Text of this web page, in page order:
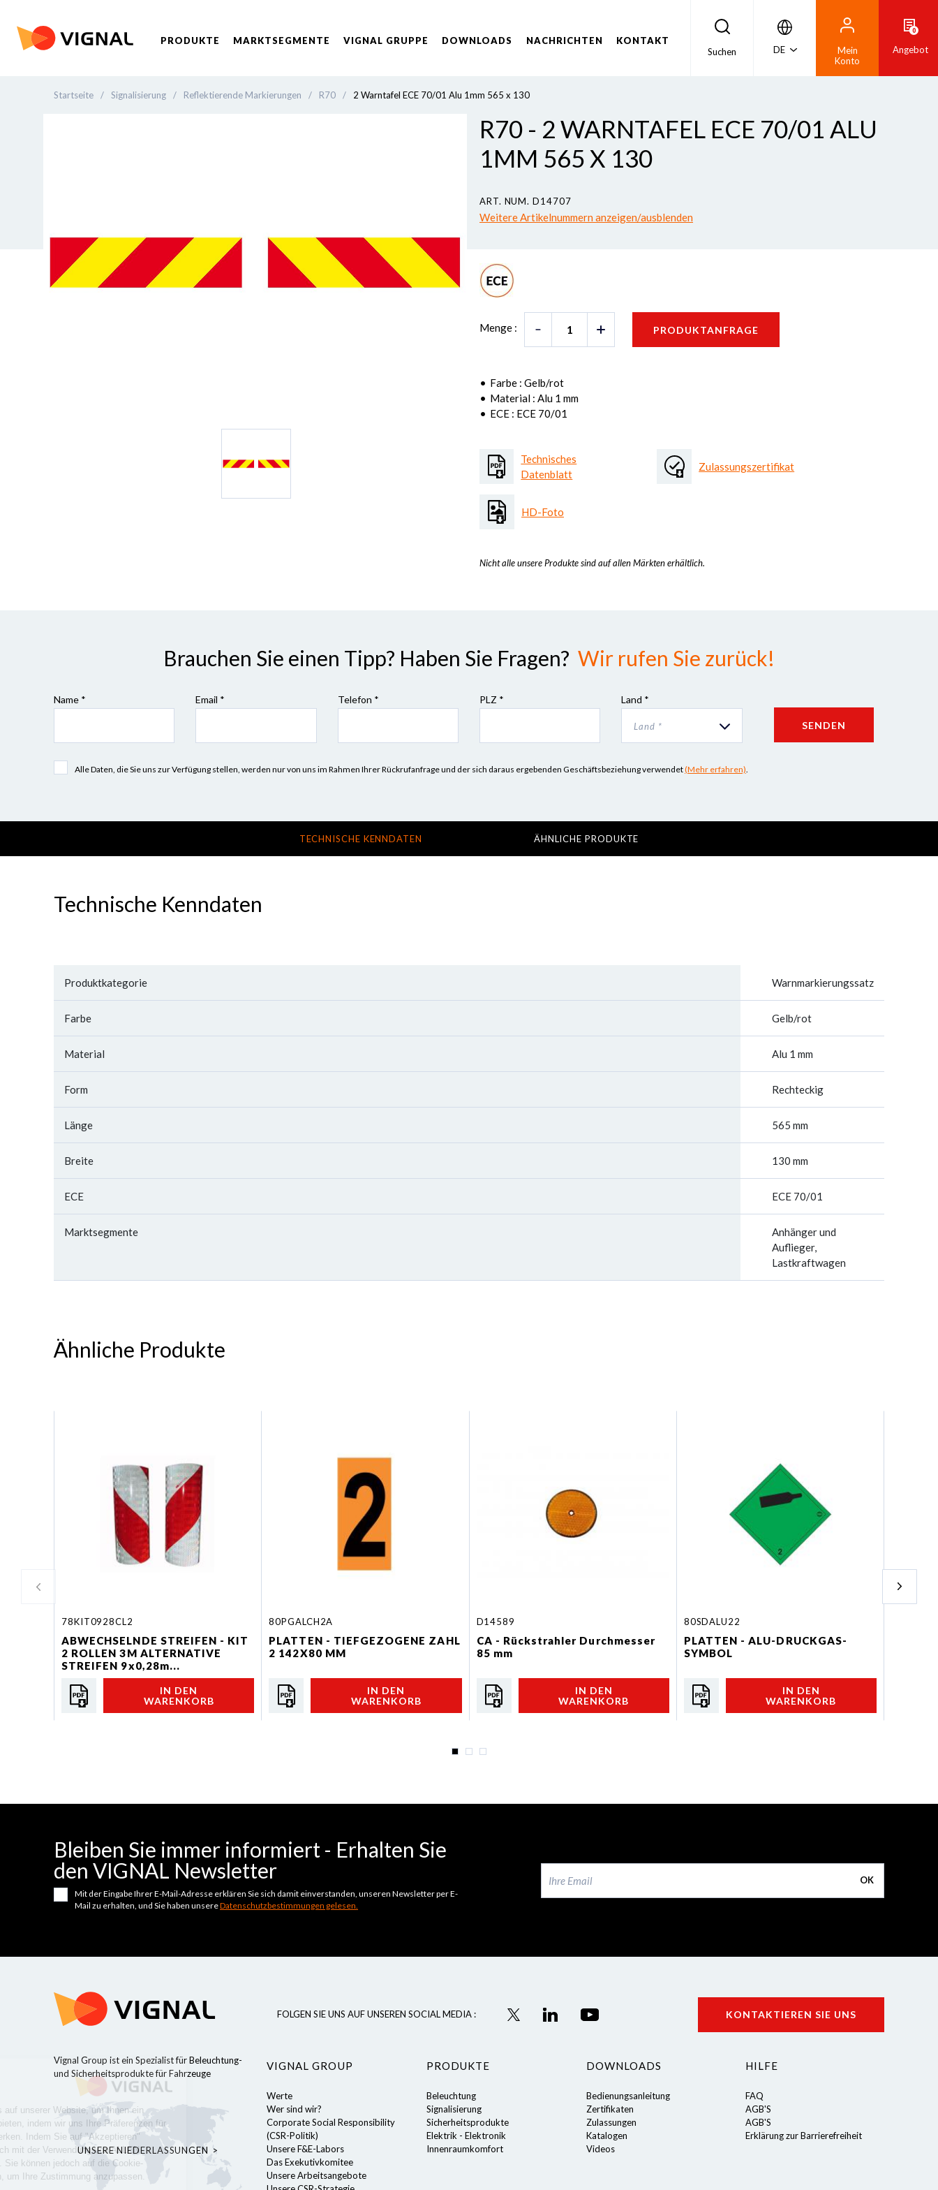
PRODUKTE MARKTSEGMENTE VIGNAL GRUPPE DOWNLOADS NACHRICHTEN
KONTAKT
Suchen
DE
Mein
Konto
0
Angebot
Startseite / Signalisierung / Reflektierende Markierungen / R70 / 2 Warntafel ECE 70/01 Alu 1mm 565 x 130
R70 - 2 WARNTAFEL ECE 70/01 ALU
1MM 565 X 130
ART. NUM. D14707
Weitere Artikelnummern anzeigen/ausblenden
Menge : PRODUKTANFRAGE
Farbe : Gelb/rot
Material : Alu 1 mm
ECE : ECE 70/01
Technisches
Datenblatt
HD-Foto
Zulassungszertifikat
Nicht alle unsere Produkte sind auf allen Märkten erhältlich.
Brauchen Sie einen Tipp? Haben Sie Fragen? Wir rufen Sie zurück!
Name * Email * Telefon * PLZ * Land *
Land * SENDEN
Alle Daten, die Sie uns zur Verfügung stellen, werden nur von uns im Rahmen Ihrer Rückrufanfrage und der sich daraus ergebenden Geschäftsbeziehung verwendet(Mehr erfahren).
TECHNISCHE KENNDATEN ÄHNLICHE PRODUKTE
Technische Kenndaten
Produktkategorie Warnmarkierungssatz
Farbe Gelb/rot
Material Alu 1 mm
Form Rechteckig
Länge 565 mm
Breite 130 mm
ECE ECE 70/01
Marktsegmente
Anhänger und
Auflieger,
Lastkraftwagen
Ähnliche Produkte
78KIT0928CL2
ABWECHSELNDE STREIFEN - KIT
2 ROLLEN 3M ALTERNATIVE
STREIFEN 9x0,28m...
IN DEN
WARENKORB
80PGALCH2A
PLATTEN - TIEFGEZOGENE ZAHL
2 142X80 MM
IN DEN
WARENKORB
D14589
CA - Rückstrahler Durchmesser
85 mm
IN DEN
WARENKORB
80SDALU22
PLATTEN - ALU-DRUCKGAS-
SYMBOL
IN DEN
WARENKORB
Bleiben Sie immer informiert - Erhalten Sie
den VIGNAL Newsletter
OK
Mit der Eingabe Ihrer E-Mail-Adresse erklären Sie sich damit einverstanden, unseren Newsletter per E-
Mail zu erhalten, und Sie haben unsereDatenschutzbestimmungen gelesen.
Vignal Group ist ein Spezialist für Beleuchtung-
und Sicherheitsprodukte für Fahrzeuge
UNSERE NIEDERLASSUNGEN
FOLGEN SIE UNS AUF UNSEREN SOCIAL MEDIA : KONTAKTIEREN SIE UNS
VIGNAL GROUP
Werte
Wer sind wir?
Corporate Social Responsibility
(CSR-Politik)
Unsere F&E-Labors
Das Exekutivkomitee
Unsere Arbeitsangebote
PRODUKTE
Beleuchtung
Signalisierung
Sicherheitsprodukte
Elektrik - Elektronik
Innenraumkomfort
DOWNLOADS
Bedienungsanleitung
Zertifikaten
Zulassungen
Katalogen
Videos
HILFE
FAQ
AGB'S
AGB'S
Erklärung zur Barrierefreiheit
Cookies
Wir verwenden Cookies auf unserer Website, um Ihnen ein
optimales Erlebnis zu bieten, indem wir uns Ihre Präferenzen für
zukünftige Besuche merken. Indem Sie auf "Akzeptieren"
klicken, erklären Sie sich mit der Verwendung von ALLEN
Cookies einverstanden. Sie können jedoch auf die Cookie-
Einstellungen zugreifen, um Ihre Zustimmung anzupassen.